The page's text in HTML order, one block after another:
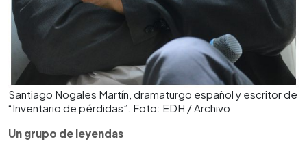
Santiago Nogales Martín, dramaturgo español y escritor de
“Inventario de pérdidas”. Foto: EDH / Archivo
Un grupo de leyendas